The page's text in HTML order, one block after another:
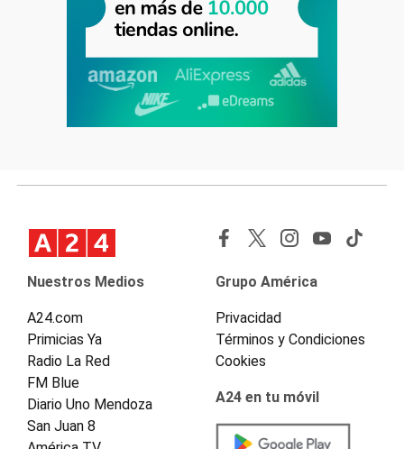
Nuestros Medios
A24.com
Primicias Ya
Radio La Red
FM Blue
Diario Uno Mendoza
San Juan 8
Grupo América
Privacidad
Términos y Condiciones
Cookies
A24 en tu móvil